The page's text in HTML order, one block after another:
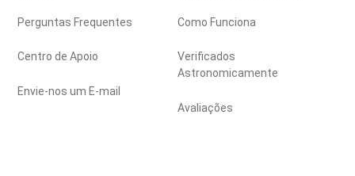
Perguntas Frequentes
Centro de Apoio
Envie-nos um E-mail
Como Funciona
Verificados
Astronomicamente
Avaliações